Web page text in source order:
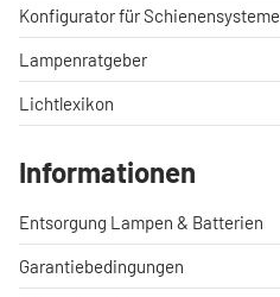
Konfigurator für Schienensysteme
Lampenratgeber
Lichtlexikon
Informationen
Entsorgung Lampen & Batterien
Garantiebedingungen